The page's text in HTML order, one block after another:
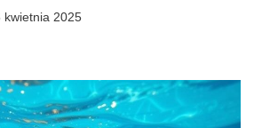
kwietnia 2025